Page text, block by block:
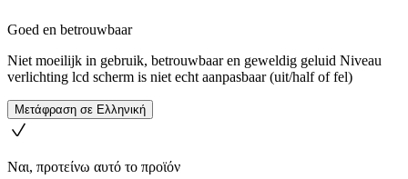
Goed en betrouwbaar
Niet moeilijk in gebruik, betrouwbaar en geweldig geluid Niveau
verlichting lcd scherm is niet echt aanpasbaar (uit/half of fel)
Μετάφραση σε Ελληνική
Ναι, προτείνω αυτό το προϊόν